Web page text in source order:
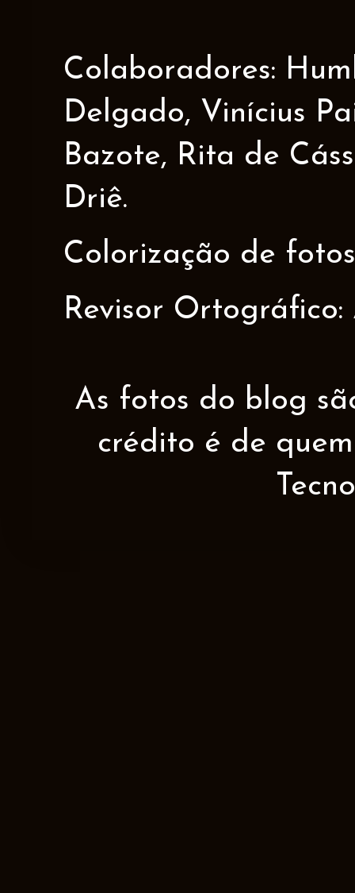
Colaboradores:
Delgado, Vinícius
Bazote, Rita de
Driê.
Colorização de
Revisor Ortográfico:
As fotos do blog
crédito é de